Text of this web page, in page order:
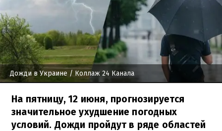
Дожди в Украине / Коллаж 24 Канала
На пятницу, 12 июня, прогнозируется
значительное ухудшение погодных
условий. Дожди пройдут в ряде областей